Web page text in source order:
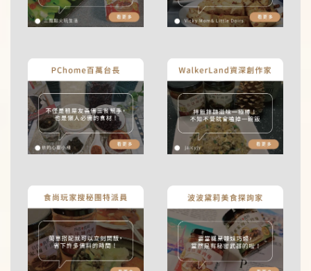
乾麵-蔥爆秘醬蒟蒻米線
NT$ 99
- +
湯麵-蛤蜊海鮮蒟蒻白麵
NT$ 99
- +
加入購物車